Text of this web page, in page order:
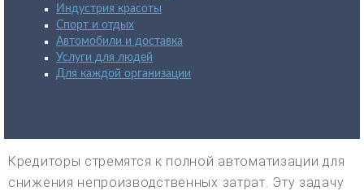
Индустрия красоты
Спорт и отдых
Автомобили и доставка
Услуги для людей
Для каждой организации
Кредиторы стремятся к полной автоматизации для
снижения непроизводственных затрат. Эту задачу